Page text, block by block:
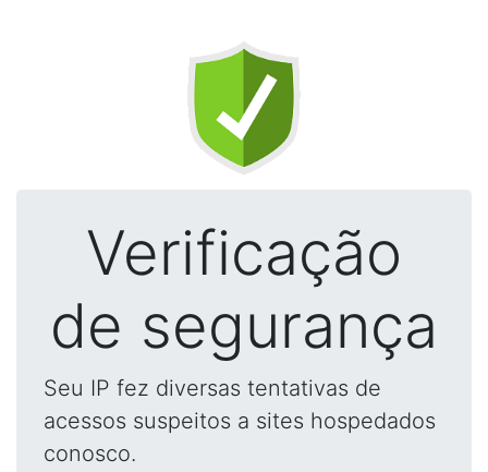
Verificação
de segurança
Seu IP fez diversas tentativas de
acessos suspeitos a sites hospedados
conosco.